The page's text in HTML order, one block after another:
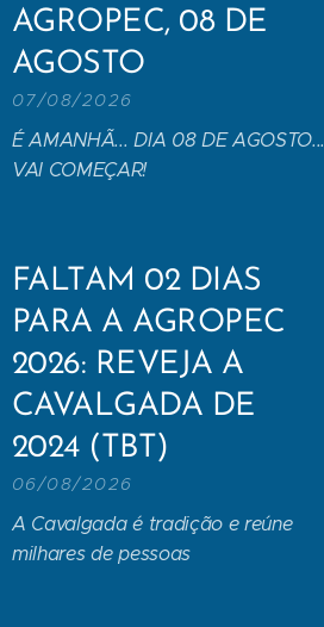
AGROPEC, 08 DE
AGOSTO
07/08/2026
É AMANHÃ... DIA 08 DE AGOSTO...
VAI COMEÇAR!
FALTAM 02 DIAS
PARA A AGROPEC
2026: REVEJA A
CAVALGADA DE
2024 (TBT)
06/08/2026
A Cavalgada é tradição e reúne
milhares de pessoas